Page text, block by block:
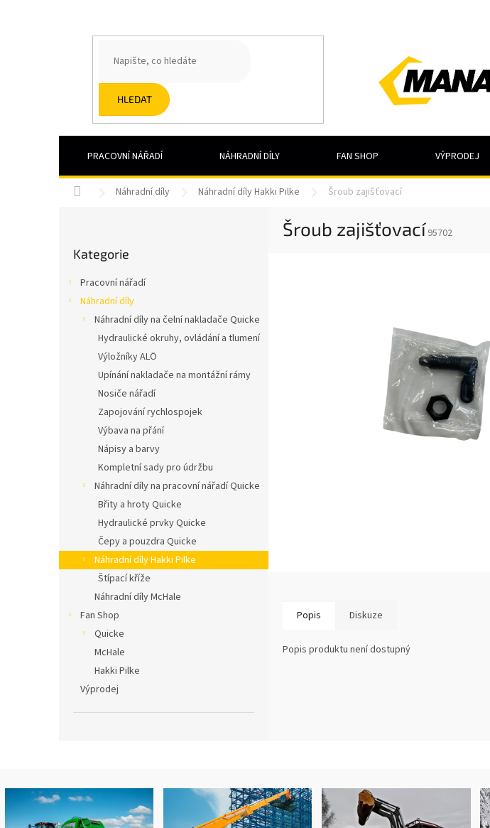
HLEDAT
PRACOVNÍ NÁŘADÍ NÁHRADNÍ DÍLY FAN SHOP VÝPRODEJ
Domů Náhradní díly Náhradní díly Hakki Pilke Šroub zajišťovací
kategorie
Kategorie
Pracovní nářadí
Náhradní díly
Náhradní díly na čelní nakladače Quicke
Hydraulické okruhy, ovládání a tlumení
Výložníky ALÖ
Upínání nakladače na montážní rámy
Nosiče nářadí
Zapojování rychlospojek
Výbava na přání
Nápisy a barvy
Kompletní sady pro údržbu
Náhradní díly na pracovní nářadí Quicke
Břity a hroty Quicke
Hydraulické prvky Quicke
Čepy a pouzdra Quicke
Náhradní díly Hakki Pilke
Štípací kříže
Náhradní díly McHale
Fan Shop
Quicke
McHale
Hakki Pilke
Výprodej
Šroub zajišťovací 95702
Popis Diskuze
Popis produktu není dostupný